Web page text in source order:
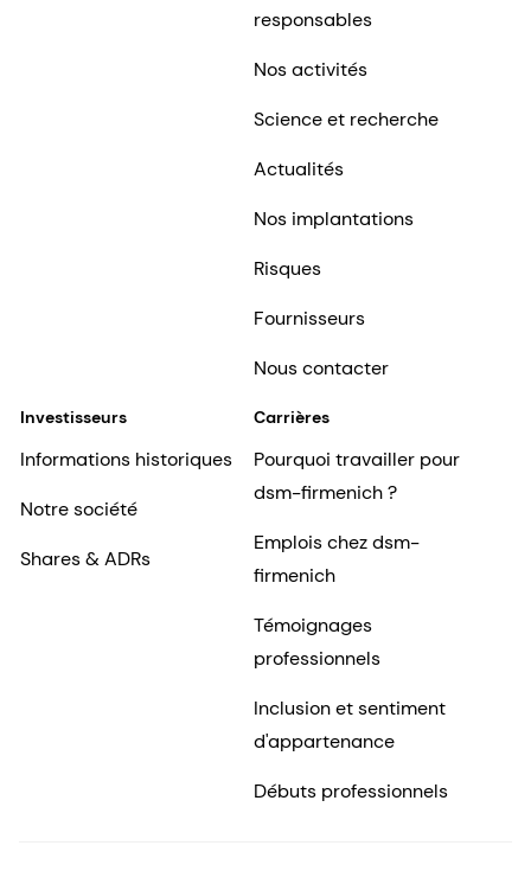
responsables
Nos activités
Science et recherche
Actualités
Nos implantations
Risques
Fournisseurs
Nous contacter
Investisseurs
Informations historiques
Notre société
Shares & ADRs
Carrières
Pourquoi travailler pour
dsm-firmenich ?
Emplois chez dsm-
firmenich
Témoignages
professionnels
Inclusion et sentiment
d'appartenance
Débuts professionnels